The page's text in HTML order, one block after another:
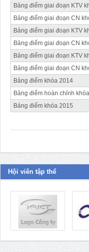
Bảng điểm giai đoạn KTV
Bảng điểm giai đoạn CN
Bảng điểm giai đoạn KTV
Bảng điểm giai đoạn CN
Bảng điểm giai đoạn KTV
Bảng điểm giai đoạn CN
Bảng điểm khóa 2014
Bảng điểm hoàn chỉnh
Bảng điểm khóa 2015
Hội viên tập thể